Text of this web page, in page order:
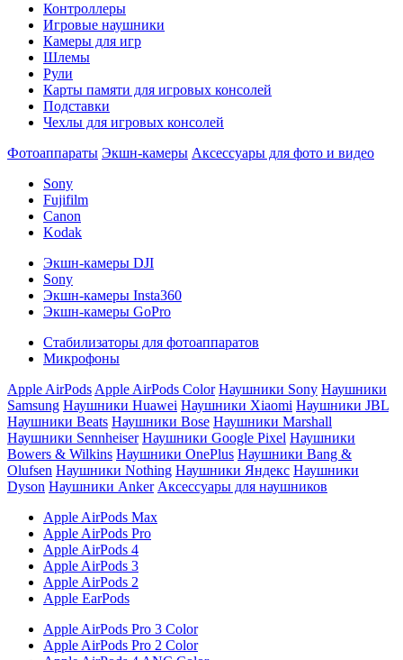
Контроллеры
Игровые наушники
Камеры для игр
Шлемы
Рули
Карты памяти для игровых консолей
Подставки
Чехлы для игровых консолей
Фотоаппараты Экшн-камеры Аксессуары для фото и видео
Sony
Fujifilm
Canon
Kodak
Экшн-камеры DJI
Sony
Экшн-камеры Insta360
Экшн-камеры GoPro
Стабилизаторы для фотоаппаратов
Микрофоны
Apple AirPods Apple AirPods Color Наушники Sony Наушники
Samsung Наушники Huawei Наушники Xiaomi Наушники JBL
Наушники Beats Наушники Bose Наушники Marshall
Наушники Sennheiser Наушники Google Pixel Наушники
Bowers & Wilkins Наушники OnePlus Наушники Bang &
Olufsen Наушники Nothing Наушники Яндекс Наушники
Dyson Наушники Anker Аксессуары для наушников
Apple AirPods Max
Apple AirPods Pro
Apple AirPods 4
Apple AirPods 3
Apple AirPods 2
Apple EarPods
Apple AirPods Pro 3 Color
Apple AirPods Pro 2 Color